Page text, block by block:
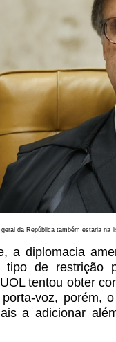
geral da República também estaria na
a diplomacia
tipo de restrição
tentou obter
voz, porém,
a adicionar